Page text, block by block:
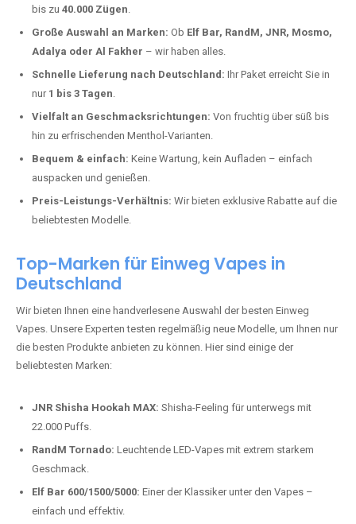
bis zu 40.000 Zügen.
Große Auswahl an Marken: Ob Elf Bar, RandM, JNR, Mosmo,
Adalya oder Al Fakher – wir haben alles.
Schnelle Lieferung nach Deutschland: Ihr Paket erreicht Sie in
nur 1 bis 3 Tagen.
Vielfalt an Geschmacksrichtungen: Von fruchtig über süß bis
hin zu erfrischenden Menthol-Varianten.
Bequem & einfach: Keine Wartung, kein Aufladen – einfach
auspacken und genießen.
Preis-Leistungs-Verhältnis: Wir bieten exklusive Rabatte auf die
beliebtesten Modelle.
Top-Marken für Einweg Vapes in
Deutschland
Wir bieten Ihnen eine handverlesene Auswahl der besten Einweg
Vapes. Unsere Experten testen regelmäßig neue Modelle, um Ihnen nur
die besten Produkte anbieten zu können. Hier sind einige der
beliebtesten Marken:
JNR Shisha Hookah MAX: Shisha-Feeling für unterwegs mit
22.000 Puffs.
RandM Tornado: Leuchtende LED-Vapes mit extrem starkem
Geschmack.
Elf Bar 600/1500/5000: Einer der Klassiker unter den Vapes –
einfach und effektiv.